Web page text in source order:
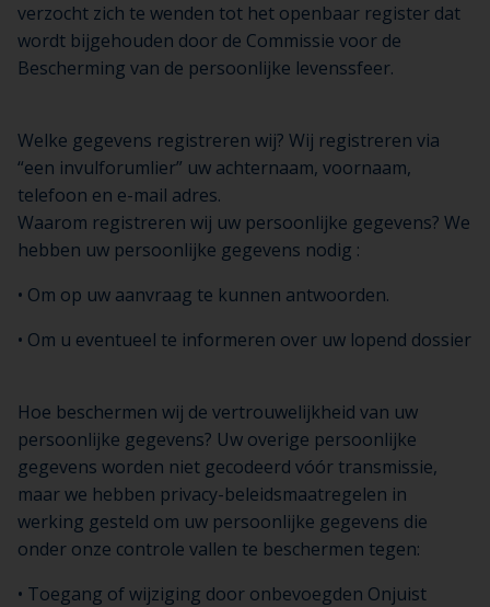
verzocht zich te wenden tot het openbaar register dat
wordt bijgehouden door de Commissie voor de
Bescherming van de persoonlijke levenssfeer.
Welke gegevens registreren wij? Wij registreren via
“een invulforumlier” uw achternaam, voornaam,
telefoon en e-mail adres.
Waarom registreren wij uw persoonlijke gegevens? We
hebben uw persoonlijke gegevens nodig :
• Om op uw aanvraag te kunnen antwoorden.
• Om u eventueel te informeren over uw lopend dossier
Hoe beschermen wij de vertrouwelijkheid van uw
persoonlijke gegevens? Uw overige persoonlijke
gegevens worden niet gecodeerd vóór transmissie,
maar we hebben privacy-beleidsmaatregelen in
werking gesteld om uw persoonlijke gegevens die
onder onze controle vallen te beschermen tegen:
• Toegang of wijziging door onbevoegden Onjuist